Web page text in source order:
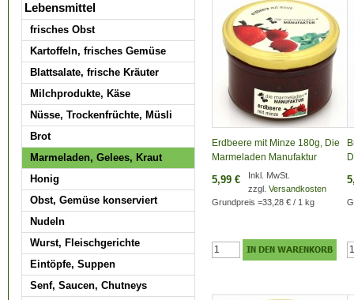
Erdbeere mit Minze 180g, Die
Marmeladen Manufaktur
5,99 €
Inkl. MwSt.
zzgl. Versandkosten
Grundpreis =33,28 € / 1 kg
Lebensmittel
frisches Obst
Kartoffeln, frisches Gemüse
Blattsalate, frische Kräuter
Milchprodukte, Käse
Nüsse, Trockenfrüchte, Müsli
Brot
Marmeladen, Gelees, Kraut
Honig
Obst, Gemüse konserviert
Nudeln
Wurst, Fleischgerichte
Eintöpfe, Suppen
Senf, Saucen, Chutneys